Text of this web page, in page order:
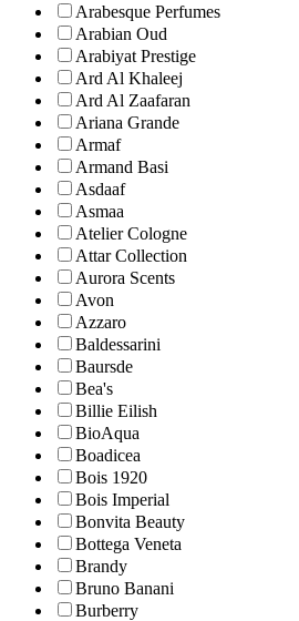
Arabesque Perfumes
Arabian Oud
Arabiyat Prestige
Ard Al Khaleej
Ard Al Zaafaran
Ariana Grande
Armaf
Armand Basi
Asdaaf
Asmaa
Atelier Cologne
Attar Collection
Aurora Scents
Avon
Azzaro
Baldessarini
Baursde
Bea's
Billie Eilish
BioAqua
Boadicea
Bois 1920
Bois Imperial
Bonvita Beauty
Bottega Veneta
Brandy
Bruno Banani
Burberry